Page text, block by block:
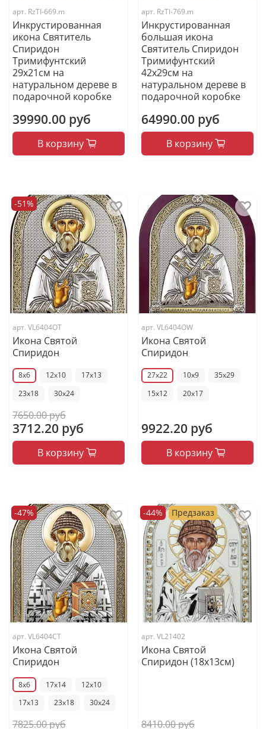
арт. RzTI-669.m
Инкрустированная
икона Святитель
Спиридон
Тримифунтский
29х21см на
натуральном дереве в
подарочной коробке
39990.00 руб
В корзину
арт. RzTI-769.m
Инкрустированная
большая икона
Святитель Спиридон
Тримифунтский
42х29см на
натуральном дереве в
подарочной коробке
64990.00 руб
В корзину
-51%
арт. VL6404OT
Икона Святой
Спиридон
8x6 12x10
17x13
23x18
30x24
7650.00 руб
3712.20 руб
В корзину
арт. VL6404OW
Икона Святой
Спиридон
27x22 10x9
35x29
15x12
20x17
9922.20 руб
В корзину
-47%
арт. VL6404CT
Икона Святой
Спиридон
8x6 17x14
12x10
17x13
23x18 30x24
7825.00 руб
-44% Предзаказ
арт. VL21402
Икона Святой
Спиридон (18х13см)
8410.00 руб